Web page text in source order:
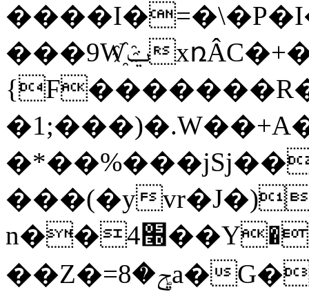
���9W҈ݔxռÂC�+���u�2�|
���(�y
n��4׭��Y����G����bd奭
��Z�=ݯ�8a�G��ۻ����|LOz[